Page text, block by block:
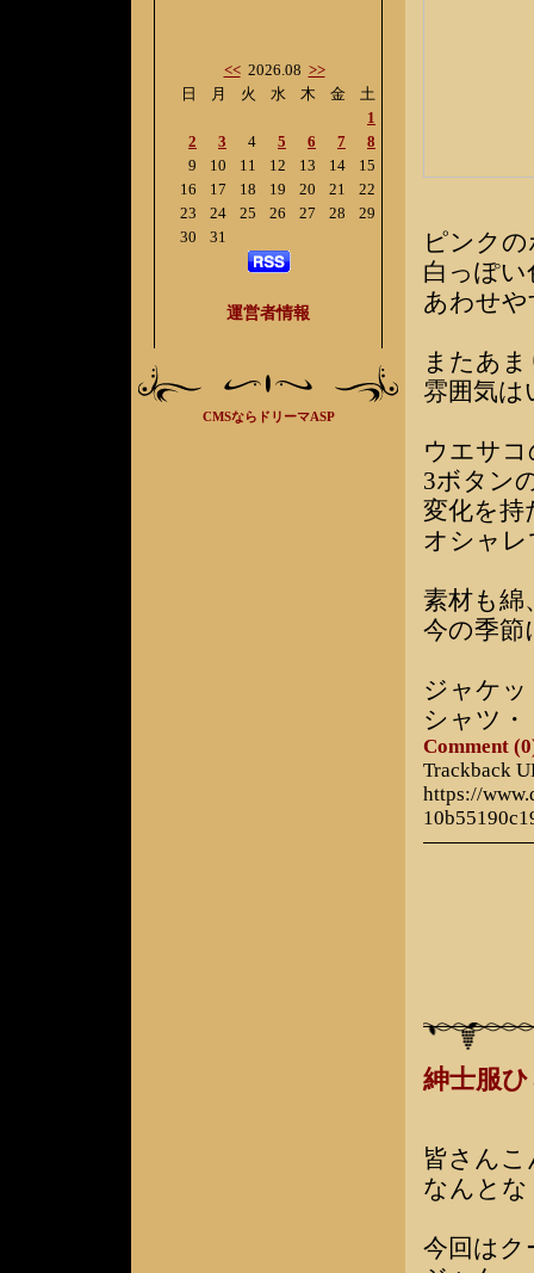
<<2026.08 >>
日
2
9
16
23
30
月
3
10
17
24
31
火
4
11
18
25
水
5
12
19
26
木
6
13
20
27
金
7
14
21
28
土
1
8
15
22
29
運営者情報
CMSならドリーマASP
ピンク
白っぽ
あわせ
またあ
雰囲気は
ウエサ
3ボタン
変化を
オシャ
素材も綿
今の季節
ジャケッ
シャツ・
Comment
Trackback
https://
紳士服
皆さん
なんと
今回はク